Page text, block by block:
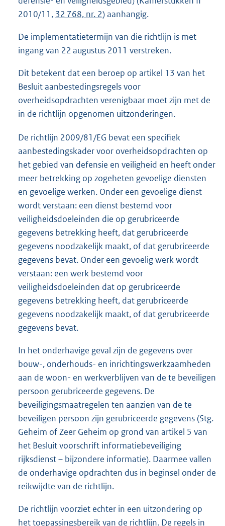
2010/11, 32 768, nr. 2) aanhangig.
De implementatietermijn van die richtlijn is met
ingang van 22 augustus 2011 verstreken.
Dit betekent dat een beroep op artikel 13 van het
Besluit aanbestedingsregels voor
overheidsopdrachten verenigbaar moet zijn met de
in de richtlijn opgenomen uitzonderingen.
De richtlijn 2009/81/EG bevat een specifiek
aanbestedingskader voor overheidsopdrachten op
het gebied van defensie en veiligheid en heeft onder
meer betrekking op zogeheten gevoelige diensten
en gevoelige werken. Onder een gevoelige dienst
wordt verstaan: een dienst bestemd voor
veiligheidsdoeleinden die op gerubriceerde
gegevens betrekking heeft, dat gerubriceerde
gegevens noodzakelijk maakt, of dat gerubriceerde
gegevens bevat. Onder een gevoelig werk wordt
verstaan: een werk bestemd voor
veiligheidsdoeleinden dat op gerubriceerde
gegevens betrekking heeft, dat gerubriceerde
gegevens noodzakelijk maakt, of dat gerubriceerde
gegevens bevat.
In het onderhavige geval zijn de gegevens over
bouw-, onderhouds- en inrichtingswerkzaamheden
aan de woon- en werkverblijven van de te beveiligen
persoon gerubriceerde gegevens. De
beveiligingsmaatregelen ten aanzien van de te
beveiligen persoon zijn gerubriceerde gegevens (Stg.
Geheim of Zeer Geheim op grond van artikel 5 van
het Besluit voorschrift informatiebeveiliging
rijksdienst – bijzondere informatie). Daarmee vallen
de onderhavige opdrachten dus in beginsel onder de
reikwijdte van de richtlijn.
De richtlijn voorziet echter in een uitzondering op
het toepassingsbereik van de richtlijn. De regels in